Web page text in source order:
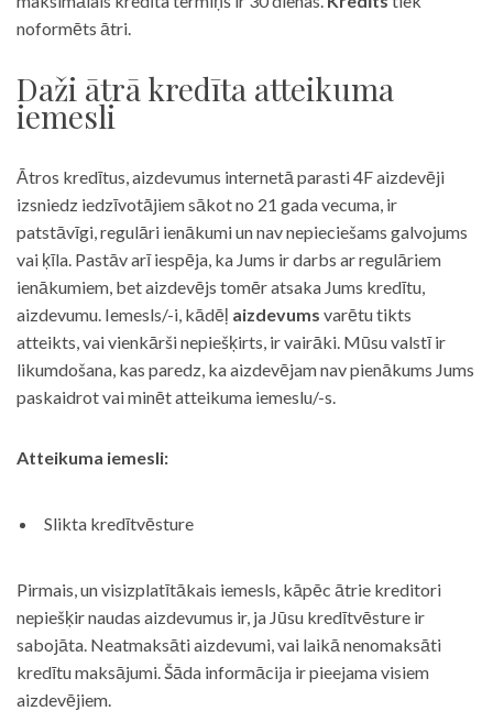
noformēts ātri.
Daži ātrā kredīta atteikuma
iemesli
Ātros kredītus, aizdevumus internetā parasti 4F aizdevēji
izsniedz iedzīvotājiem sākot no 21 gada vecuma, ir
patstāvīgi, regulāri ienākumi un nav nepieciešams galvojums
vai ķīla. Pastāv arī iespēja, ka Jums ir darbs ar regulāriem
ienākumiem, bet aizdevējs tomēr atsaka Jums kredītu,
aizdevumu. Iemesls/-i, kādēļ aizdevums varētu tikts
atteikts, vai vienkārši nepiešķirts, ir vairāki. Mūsu valstī ir
likumdošana, kas paredz, ka aizdevējam nav pienākums Jums
paskaidrot vai minēt atteikuma iemeslu/-s.
Atteikuma iemesli:
Slikta kredītvēsture
Pirmais, un visizplatītākais iemesls, kāpēc ātrie kreditori
nepiešķir naudas aizdevumus ir, ja Jūsu kredītvēsture ir
sabojāta. Neatmaksāti aizdevumi, vai laikā nenomaksāti
kredītu maksājumi. Šāda informācija ir pieejama visiem
aizdevējiem.